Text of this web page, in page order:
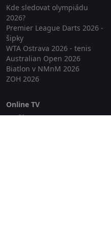
Kde sledovat olympiádu
2026?
Premier League Darts 2026 -
šipky
WTA Ostrava 2026 - tenis
Australian Open 2026
Biatlon v NMnM 2026
ZOH 2026
Online TV
Lepší.TV